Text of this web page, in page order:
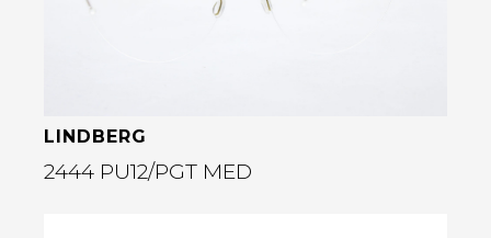
LINDBERG
2444 PU12/PGT MED